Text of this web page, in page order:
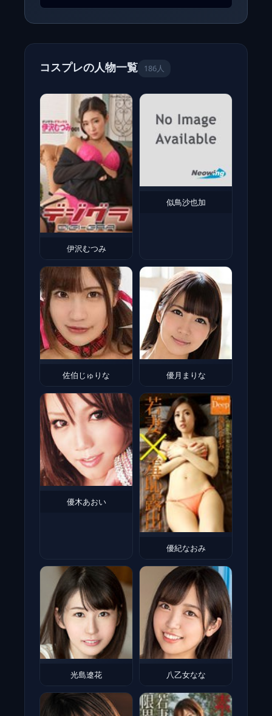
コスプレの人物一覧 186人
伊沢むつみ
似鳥沙也加
佐伯じゅりな 優月まりな
優木あおい
優紀なおみ
光島遼花 八乙女なな